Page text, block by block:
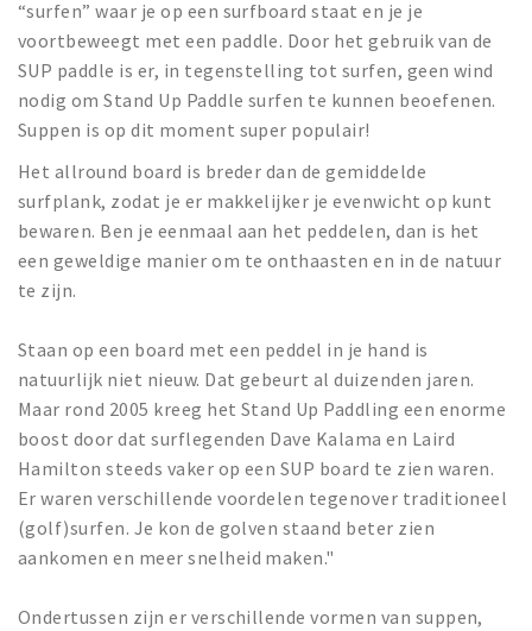
“surfen” waar je op een surfboard staat en je je
voortbeweegt met een paddle. Door het gebruik van de
SUP paddle is er, in tegenstelling tot surfen, geen wind
nodig om Stand Up Paddle surfen te kunnen beoefenen.
Suppen is op dit moment super populair!
Het allround board is breder dan de gemiddelde
surfplank, zodat je er makkelijker je evenwicht op kunt
bewaren. Ben je eenmaal aan het peddelen, dan is het
een geweldige manier om te onthaasten en in de natuur
te zijn.
Staan op een board met een peddel in je hand is
natuurlijk niet nieuw. Dat gebeurt al duizenden jaren.
Maar rond 2005 kreeg het Stand Up Paddling een enorme
boost door dat surflegenden Dave Kalama en Laird
Hamilton steeds vaker op een SUP board te zien waren.
Er waren verschillende voordelen tegenover traditioneel
(golf)surfen. Je kon de golven staand beter zien
aankomen en meer snelheid maken."
Ondertussen zijn er verschillende vormen van suppen,